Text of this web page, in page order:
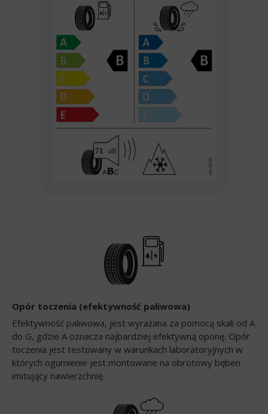
Opór toczenia (efektywność paliwowa)
Efektywność paliwowa, jest wyrażana za pomocą skali od A
do G, gdzie A oznacza najbardziej efektywną oponę. Opór
toczenia jest testowany w warunkach laboratoryjnych w
których ogumienie jest montowane na obrotowy bęben
imitujący nawierzchnię.